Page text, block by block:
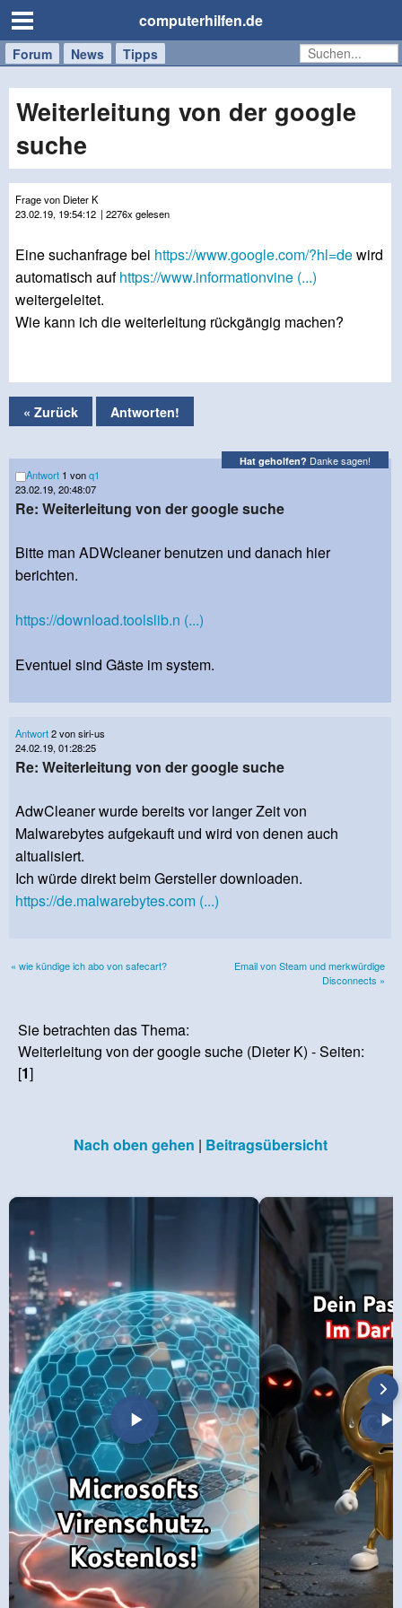
computerhilfen.de
Forum News Tipps
Handy
Tablet
Windows
Mac
Weiterleitung von der google
suche
Frage von Dieter K
23.02.19, 19:54:12 | 2276x gelesen
Eine suchanfrage bei https://www.google.com/?hl=dewird
automatisch aufhttps://www.informationvine (...)
weitergeleitet.
Wie kann ich die weiterleitung rückgängig machen?
« Zurück Antworten!
Hat geholfen? Danke sagen!
Antwort 1 vonq1
23.02.19, 20:48:07
Re: Weiterleitung von der google suche
Bitte man ADWcleaner benutzen und danach hier
berichten.
https://download.toolslib.n (...)
Eventuel sind Gäste im system.
Antwort2 von siri-us
24.02.19, 01:28:25
Re: Weiterleitung von der google suche
AdwCleaner wurde bereits vor langer Zeit von
Malwarebytes aufgekauft und wird von denen auch
altualisiert.
Ich würde direkt beim Gersteller downloaden.
https://de.malwarebytes.com (...)
« wie kündige ich abo von safecart?
Email von Steam und merkwürdige
Disconnects »
Sie betrachten das Thema:
Weiterleitung von der google suche (Dieter K) - Seiten:
[1]
Nach oben gehen | Beitragsübersicht